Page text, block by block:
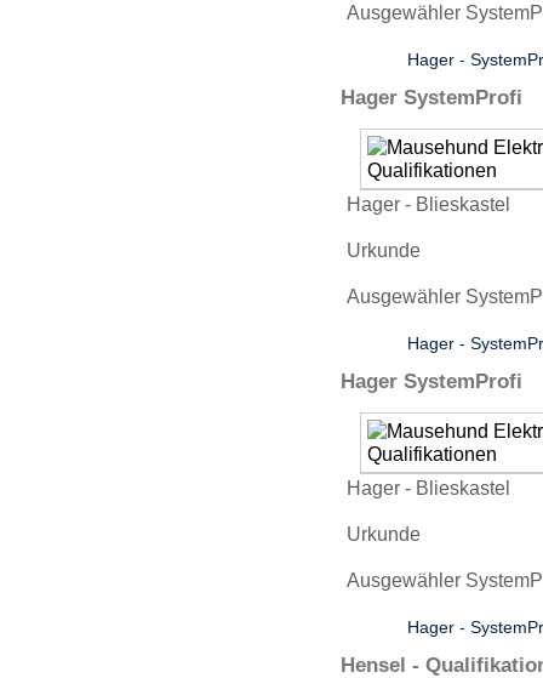
Ausgewähler
Hager -
Hager SystemProfi
Hager - Blieskastel
Urkunde
Ausgewähler
Hager -
Hager SystemProfi
Hager - Blieskastel
Urkunde
Ausgewähler
Hager -
Hensel -